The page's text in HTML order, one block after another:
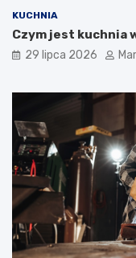
KUCHNIA
Czym jest kuchnia
29 lipca 2026